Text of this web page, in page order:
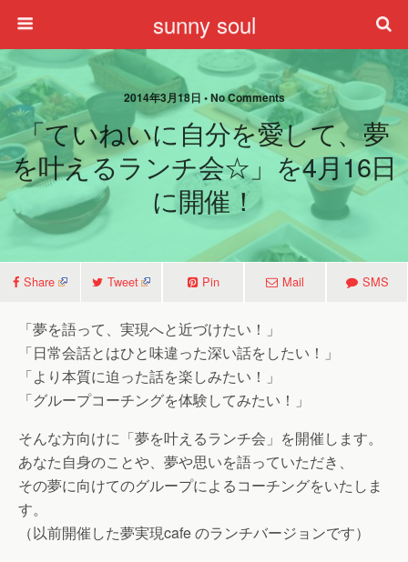
sunny soul
2014年3月18日 • No Comments
「ていねいに自分を愛して、夢
を叶えるランチ会☆」を4月16日
に開催！
Share Tweet Pin Mail SMS
「夢を語って、実現へと近づけたい！」
「日常会話とはひと味違った深い話をしたい！」
「より本質に迫った話を楽しみたい！」
「グループコーチングを体験してみたい！」
そんな方向けに「夢を叶えるランチ会」を開催します。
あなた自身のことや、夢や思いを語っていただき、
その夢に向けてのグループによるコーチングをいたしま
す。
（以前開催した夢実現cafe のランチバージョンです）